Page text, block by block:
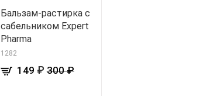
Бальзам-растирка с
сабельником Expert
Pharma
1282
149 ₽300 ₽